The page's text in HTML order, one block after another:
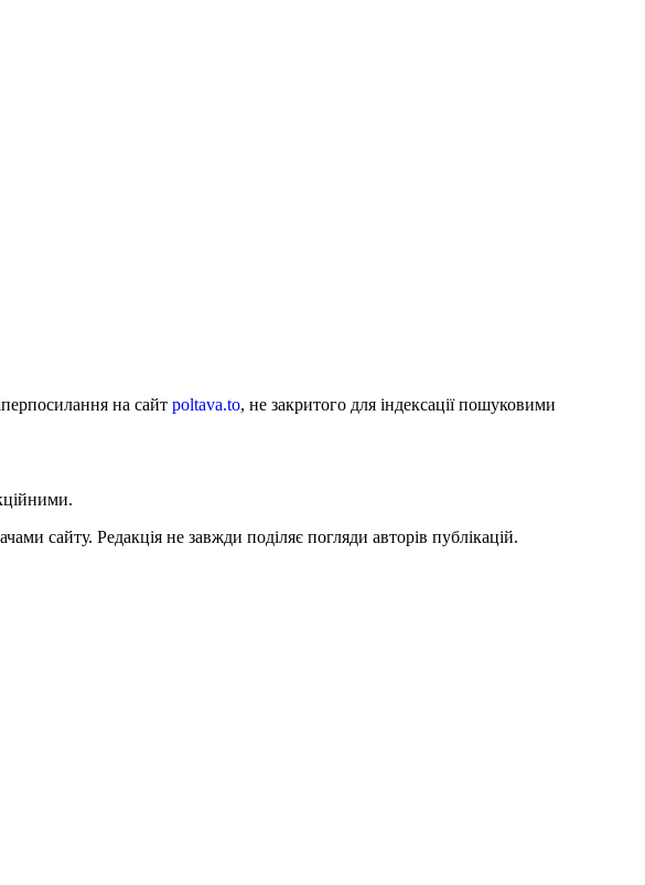
на сайт poltava.to, не закритого для індексації пошуковими
сайту. Редакція не завжди поділяє погляди авторів публікацій.